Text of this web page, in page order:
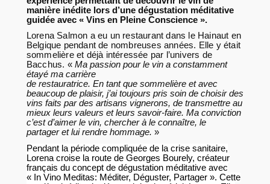
manière inédite lors d’une dégustation méditative
guidée avec « Vins en Pleine Conscience ».
Lorena Salmon a eu un restaurant dans le Hainaut en
Belgique pendant de nombreuses années. Elle y était
sommelière et déjà intéressée par l’univers de
Bacchus. «Ma passion pour le vin a constamment
étayé ma carrière
de restauratrice. En tant que sommelière et avec
beaucoup de plaisir, j’ai toujours pris soin de choisir des
vins faits par des artisans vignerons, de transmettre au
mieux leurs valeurs et leurs savoir-faire. Ma conviction
c’est d’aimer le vin, chercher à le connaître, le
partager et lui rendre hommage. »
Pendant la période compliquée de la crise sanitaire,
Lorena croise la route de Georges Bourely, créateur
français du concept de dégustation méditative avec
« In Vino Meditas: Méditer, Déguster, Partager ». Cette